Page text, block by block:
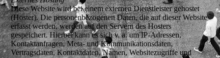
Diese Website wird bei einem externen Dienstleister gehostet
(Hoster). Die personenbezogenen Daten, die auf dieser Website
erfasst werden, werden auf den Servern des Hosters
gespeichert. Hierbei kann es sich v. a. um IP-Adressen,
Kontaktanfragen, Meta- und Kommunikationsdaten,
Vertragsdaten, Kontaktdaten, Namen, Websitezugriffe und